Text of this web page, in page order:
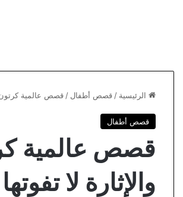
الرئيسية / قصص أطفال / قصص عالمية كرتون
قصص أطفال
قصص عالمية
والإثارة لا تفوتها